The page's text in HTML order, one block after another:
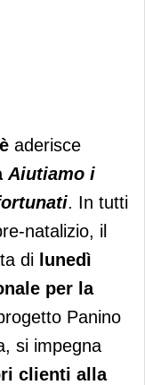
aderisce
Aiutiamo i
. In tutti
natalizio, il
di lunedì
per la
Panino
si impegna
clienti alla